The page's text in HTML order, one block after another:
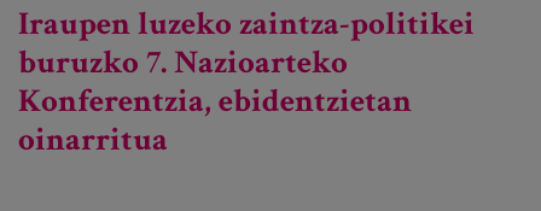
Iraupen luzeko zaintza-politikei
buruzko 7. Nazioarteko
Konferentzia, ebidentzietan
oinarritua